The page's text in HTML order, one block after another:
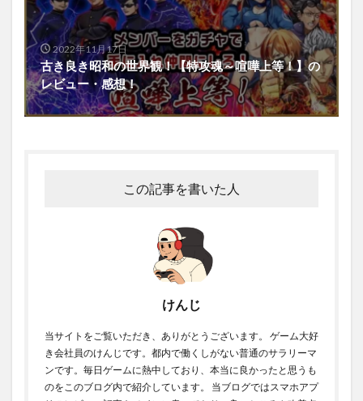
2022年11月17日
古き良き昭和の世界観！【特攻魂～喧嘩上等！】の
レビュー・感想！
この記事を書いた人
けんじ
当サイトをご覧いただき、ありがとうございます。 ゲーム大好
き会社員のけんじです。都内で働くしがない普通のサラリーマ
ンです。毎日ゲームに熱中しており、本当に良かったと思うも
のをこのブログ内で紹介しています。 当ブログではスマホアプ